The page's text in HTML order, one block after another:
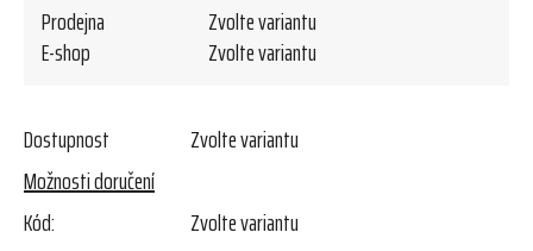
Prodejna
Zvolte variantu
E-shop
Zvolte variantu
Dostupnost
Zvolte variantu
Možnosti doručení
Kód:
Zvolte variantu